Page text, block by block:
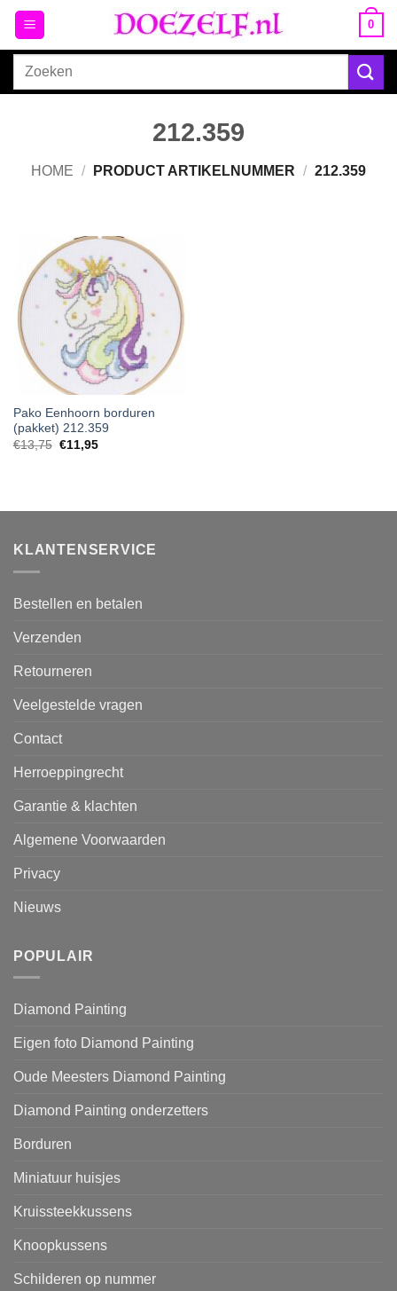
Ga
naar
inhoud
0
Zoeken
212.359
HOME / PRODUCT ARTIKELNUMMER / 212.359
Pako Eenhoorn borduren
(pakket) 212.359
€13,75 Oorspronkelijke
€11,95Huidige
KLANTENSERVICE
Bestellen en betalen
Verzenden
Retourneren
Veelgestelde vragen
Contact
Herroeppingrecht
Garantie & klachten
Algemene Voorwaarden
Privacy
Nieuws
POPULAIR
Diamond Painting
Eigen foto Diamond Painting
Oude Meesters Diamond Painting
Diamond Painting onderzetters
Borduren
Miniatuur huisjes
Kruissteekkussens
Knoopkussens
Schilderen op nummer